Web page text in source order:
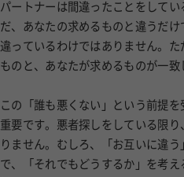
パートナーは間違ったことをして
だ、あなたの求めるものと違うだ
違っているわけではありません。
ものと、あなたが求めるものが一致
この「誰も悪くない」という前提
重要です。悪者探しをしている限
りません。むしろ、「お互いに違
で、「それでもどうするか」を考